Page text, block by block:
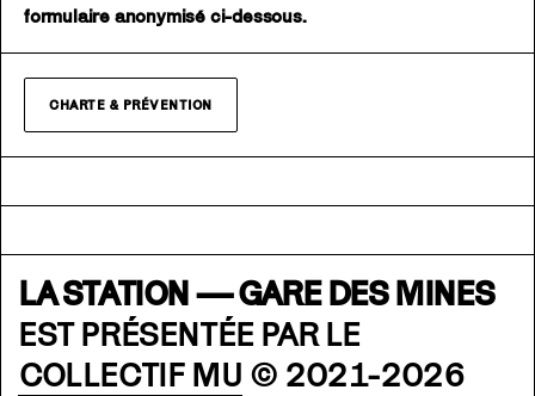
formulaire anonymisé ci-dessous.
CHARTE & PRÉVENTION
LA STATION — GARE DES MINES
EST PRÉSENTÉE PAR LE
COLLECTIF MU © 2021-2026